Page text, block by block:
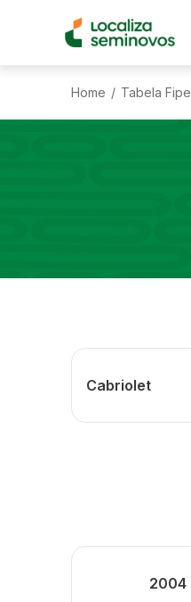
Home / Tabela Fipe
Cabriolet
2004